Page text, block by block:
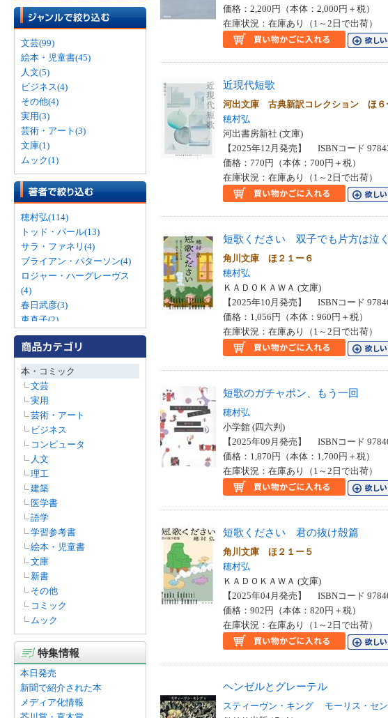
文芸(99)
絵本・児童書(45)
人文(5)
ビジネス(4)
その他(4)
実用(3)
芸術・アート(3)
文庫(1)
ムック(1)
穂村弘(114)
トッド・パール(13)
サラ・ファネリ(4)
ブライアン・パターソン(4)
ロジャー・ハーグレーヴス
(4)
春日武彦(3)
東直子(2)
角田光代(2)
スティーヴン・キング(1)
デイヴィッド・ダフ(1)
パンタグラフ(1)
ピーター・Ｈ．レイノルズ
ベネディクト・カルボネリ
マージョリー・プライスマン
(1)
メリー・アン・ホバーマン
(1)
リズ・ピーション(1)
ルイス・キャロル(1)
ヴィヴィアン・シュワルツ
(1)
寺田克也(1)
川上未映子(1)
平松洋子(1)
東君平(1)
栗木京子(1)
横尾忠則(1)
津村記久子(1)
清水典佳(1)
馬場あき子(1)
本・コミック
文芸
実用
芸術・アート
ビジネス
コンピュータ
人文
理工
建築
医学書
語学
学習参考書
絵本・児童書
文庫
新書
その他
コミック
ムック
特集情報
本日発売
新聞で紹介された本
メディア化情報
価格：2,200円（本体：2,000円＋税）
在庫状況：在庫あり（1～2日で出荷）
近現代短歌
河出文庫 古典新訳コレクション ほ６
穂村弘
河出書房新社 (文庫)
【2025年12月発売】 ISBNコード
価格：770円（本体：700円＋税）
在庫状況：在庫あり（1～2日で出荷）
短歌ください 双子でも片方は泣
角川文庫 ほ２１ー６
穂村弘
ＫＡＤＯＫＡＷＡ (文庫)
【2025年10月発売】 ISBNコード
価格：1,056円（本体：960円＋税）
在庫状況：在庫あり（1～2日で出荷）
短歌のガチャポン、もう一回
穂村弘
小学館 (四六判)
【2025年09月発売】 ISBNコード
価格：1,870円（本体：1,700円＋税）
在庫状況：在庫あり（1～2日で出荷）
短歌ください 君の抜け殻篇
角川文庫 ほ２１ー５
穂村弘
ＫＡＤＯＫＡＷＡ (文庫)
【2025年04月発売】 ISBNコード
価格：902円（本体：820円＋税）
在庫状況：在庫あり（1～2日で出荷）
ヘンゼルとグレーテル
スティーヴン・キング モーリス・セ